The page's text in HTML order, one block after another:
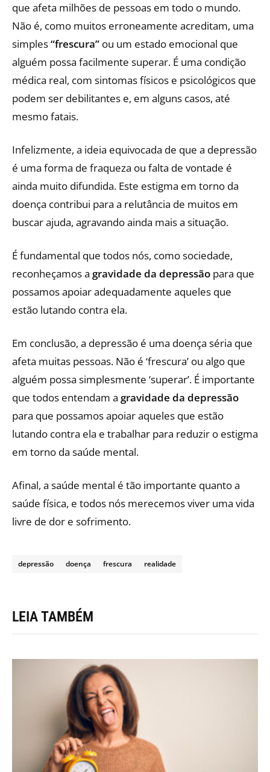
que afeta milhões de pessoas em todo o mundo.
Não é, como muitos erroneamente acreditam, uma
simples“frescura” ou um estado emocional que
alguém possa facilmente superar. É uma condição
médica real, com sintomas físicos e psicológicos que
podem ser debilitantes e, em alguns casos, até
mesmo fatais.
Infelizmente, a ideia equivocada de que a depressão
é uma forma de fraqueza ou falta de vontade é
ainda muito difundida. Este estigma em torno da
doença contribui para a relutância de muitos em
buscar ajuda, agravando ainda mais a situação.
É fundamental que todos nós, como sociedade,
reconheçamos a gravidade da depressão para que
possamos apoiar adequadamente aqueles que
estão lutando contra ela.
Em conclusão, a depressão é uma doença séria que
afeta muitas pessoas. Não é ‘frescura’ ou algo que
alguém possa simplesmente ‘superar’. É importante
que todos entendam a gravidade da depressão
para que possamos apoiar aqueles que estão
lutando contra ela e trabalhar para reduzir o estigma
em torno da saúde mental.
Afinal, a saúde mental é tão importante quanto a
saúde física, e todos nós merecemos viver uma vida
livre de dor e sofrimento.
depressão doença frescura realidade
LEIA TAMBÉM